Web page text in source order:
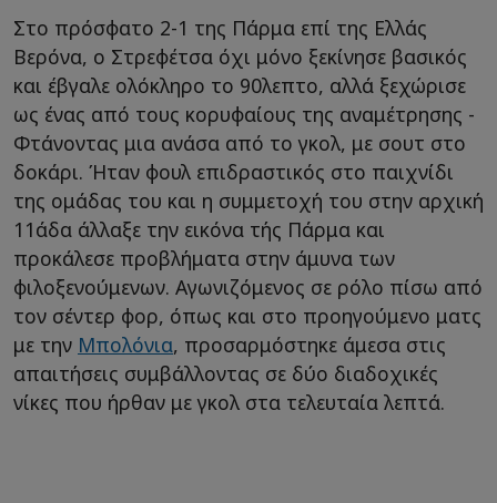
Στο πρόσφατο 2-1 της Πάρμα επί της Ελλάς
Βερόνα, ο Στρεφέτσα όχι μόνο ξεκίνησε βασικός
και έβγαλε ολόκληρο το 90λεπτο, αλλά ξεχώρισε
ως ένας από τους κορυφαίους της αναμέτρησης -
Φτάνοντας μια ανάσα από το γκολ, με σουτ στο
δοκάρι. Ήταν φουλ επιδραστικός στο παιχνίδι
της ομάδας του και η συμμετοχή του στην αρχική
11άδα άλλαξε την εικόνα τής Πάρμα και
προκάλεσε προβλήματα στην άμυνα των
φιλοξενούμενων. Αγωνιζόμενος σε ρόλο πίσω από
τον σέντερ φορ, όπως και στο προηγούμενο ματς
με την Μπολόνια, προσαρμόστηκε άμεσα στις
απαιτήσεις συμβάλλοντας σε δύο διαδοχικές
νίκες που ήρθαν με γκολ στα τελευταία λεπτά.